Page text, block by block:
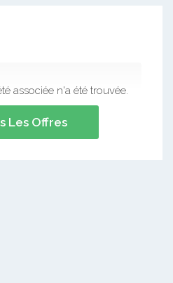
associée n'a été trouvée.
Les Offres